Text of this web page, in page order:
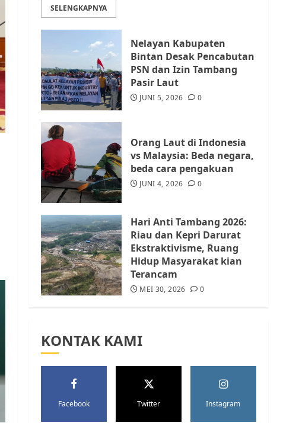
3
4
Warga Rempang Ajukan
Audiensi dengan Wali
Kota Batam, Soroti
Aktivitas yang Resahkan
Warga
5
Tim Advokasi Desak BP
Batam Berhenti
Merampas Tanah Warga
Rempang
SELENGKAPNYA
Nelayan Kabupaten
Bintan Desak Pencabutan
PSN dan Izin Tambang
Pasir Laut
JUNI 5, 2026 0
Orang Laut di Indonesia
vs Malaysia: Beda negara,
beda cara pengakuan
JUNI 4, 2026 0
Hari Anti Tambang 2026:
Riau dan Kepri Darurat
Ekstraktivisme, Ruang
Hidup Masyarakat kian
Terancam
MEI 30, 2026 0
KONTAK KAMI
Facebook Twitter Instagram